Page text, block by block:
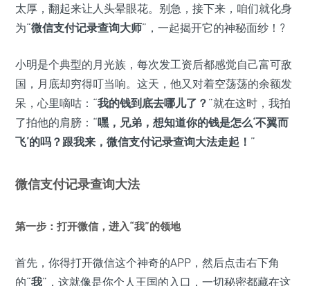
太厚，翻起来让人头晕眼花。别急，接下来，咱们就化身
为“微信支付记录查询大师”，一起揭开它的神秘面纱！?
小明是个典型的月光族，每次发工资后都感觉自己富可敌
国，月底却穷得叮当响。这天，他又对着空荡荡的余额发
呆，心里嘀咕：“我的钱到底去哪儿了？ ”就在这时，我拍
了拍他的肩膀：“嘿，兄弟，想知道你的钱是怎么‘不翼而
飞’的吗？跟我来，微信支付记录查询大法走起！ ”
微信支付记录查询大法
第一步：打开微信，进入“我”的领地
首先，你得打开微信这个神奇的APP，然后点击右下角
的“我”，这就像是你个人王国的入口，一切秘密都藏在这